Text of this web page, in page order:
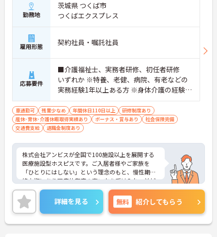
・入職後はお一人おひとりの習熟度に合わせた個別
のＯＪＴ研修を実施し、ｅラーニングを用いた学習
の機会も提供されます
・施設内には看護師が24時間常駐しており、急変時
の対応や専門的な医療処置は看護師が担当するため
負担が減ります
・介護スタッフと看護スタッフの比率が1対1で相談
しやすく、初任者研修や実務者研修からでも着実に
専門性を高められます
＜残業月7時間以下で身体の負担を軽減！＞
・常勤で働くスタッフの比率が90パーセント以上と
高く、急なシフト変更や無理な長時間勤務が発生し
にくい人員体制です
・訪問スケジュールに沿って施設内でのケアを行う
ため、月平均の残業時間は5時間から7時間程度とか
・夜勤明けの翌日は原則としてお休みとなるシフト
編成が組まれており、しっかりと休息を取りながら
長期的な就業が可能です
＜評価制度でキャリアアップ＞
・介護福祉士や初任者研修などの資格や実務経験、
夜勤回数がしっかりと給与に反映されるためモチベ
ーションを維持できます
・年次を問わずリーダーや主任などのマネジメント
職へ昇格する事例も多数あり、腰を据えて長期的な
キャリア形成が可能です
勤務地
茨城県 つくば市
つくばエクスプレス
雇用形態 契約社員・嘱託社員
応募要件
■介護福祉士、実務者研修、初任者研修
いずれか ※特養、老健、病院、有老などの
実務経験1年以上ある方 ※身体介護の経験年
以上ある方、機械浴の使用の経験のある方
歓迎
車通勤可 残業少なめ 年間休日110日以上
研修制度あり
産休･育休･介護休暇取得実績あり
ボーナス・賞与あり
社会保険完備
交通費支給
退職金制度あり
株式会社アンビスが全国で100施設以上を展開する
医療施設型ホスピスです。ご入居者様やご家族を
「ひとりにはしない」という理念のもと、慢性期や
終末期にあり医療依存度の高い方を受け入れ、地域
医療を支える社会的意義の高い事業を推進していま
す。現場には看護師が24時間常駐しています。急変
時の対応や医療行為は看護師が担当するため、初任
者研修や実務者研修の方も食事介助や入浴介助など
の生活を支えるケアに専念できる環境です。多職種
詳細を見る 無料 紹介してもらう